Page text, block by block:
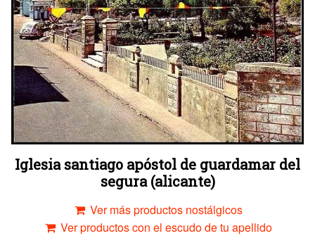
Iglesia santiago apóstol de guardamar del
segura (alicante)
Ver más productos nostálgicos
Ver productos con el escudo de tu apellido